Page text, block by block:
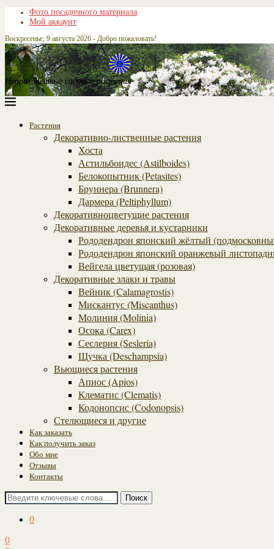
Фото посадочного материала
Мой аккаунт
Воскресенье, 9 августа 2026 - Добро пожаловать!
Неприхотливые садовые растения
Растения
Декоративно-лиственные растения
Хоста
Астильбоидес (Astilboides)
Белокопытник (Рetasites)
Бруннера (Brunnera)
Дармера (Peltiphyllum)
Декоративноцветущие растения
Декоративные деревья и кустарники
Рододендрон японский жёлтый
Рододендрон японский оранжевый
Вейгела цветущая (розовая)
Декоративные злаки и травы
Вейник (Calamagrostis)
Мискантус (Miscanthus)
Молиния (Molinia)
Осока (Carex)
Сеслерия (Sesleria)
Щучка (Deschampsia)
Вьющиеся растения
Апиос (Apios)
Клематис (Clematis)
Кодонопсис (Codonopsis)
Стелющиеся и другие
Как заказать
Как получить заказ
Обо мне
Отзывы
Контакты
Поиск
0
0